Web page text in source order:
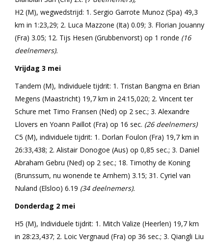
H2 (M), wegwedstrijd: 1. Sergio Garrote Munoz (Spa) 49,3
km in 1:23,29; 2. Luca Mazzone (Ita) 0.09; 3. Florian Jouanny
(Fra) 3.05; 12. Tijs Hesen (Grubbenvorst) op 1 ronde (16
deelnemers).
Vrijdag 3 mei
Tandem (M), Individuele tijdrit: 1. Tristan Bangma en Brian
Megens (Maastricht) 19,7 km in 24:15,020; 2. Vincent ter
Schure met Timo Fransen (Ned) op 2 sec.; 3. Alexandre
Llovers en Yoann Paillot (Fra) op 16 sec. (26 deelnemers)
C5 (M), individuele tijdrit: 1. Dorlan Foulon (Fra) 19,7 km in
26:33,438; 2. Alistair Donogoe (Aus) op 0,85 sec.; 3. Daniel
Abraham Gebru (Ned) op 2 sec.; 18. Timothy de Koning
(Brunssum, nu wonende te Arnhem) 3.15; 31. Cyriel van
Nuland (Elsloo) 6.19 (34 deelnemers).
Donderdag 2 mei
H5 (M), Individuele tijdrit: 1. Mitch Valize (Heerlen) 19,7 km
in 28:23,437; 2. Loic Vergnaud (Fra) op 36 sec.; 3. Qiangli Liu